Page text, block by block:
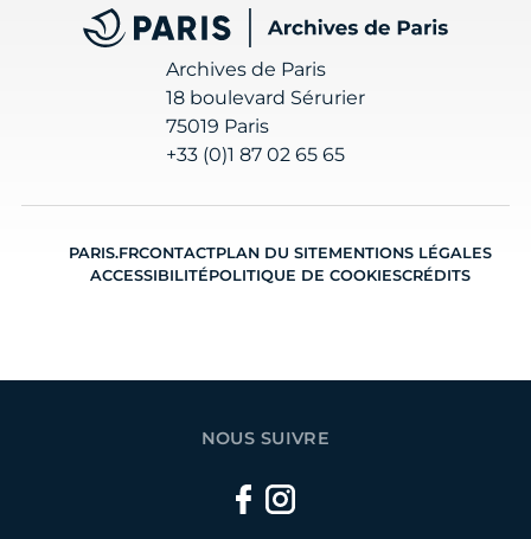
Archives de Paris
Archives de Paris
18 boulevard Sérurier
75019 Paris
+33 (0)1 87 02 65 65
PARIS.FRCONTACTPLAN DU SITEMENTIONS LÉGALES
ACCESSIBILITÉPOLITIQUE DE COOKIESCRÉDITS
NOUS SUIVRE
Facebook
Instagram